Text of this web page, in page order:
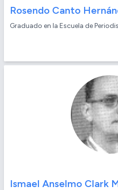
Rosendo Canto
Graduado en la Escuela de
Ismael Anselmo Clark